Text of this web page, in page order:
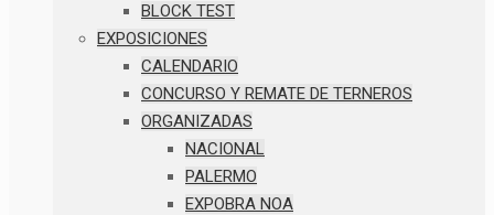
BLOCK TEST
EXPOSICIONES
CALENDARIO
CONCURSO Y REMATE DE TERNEROS
ORGANIZADAS
NACIONAL
PALERMO
EXPOBRA NOA